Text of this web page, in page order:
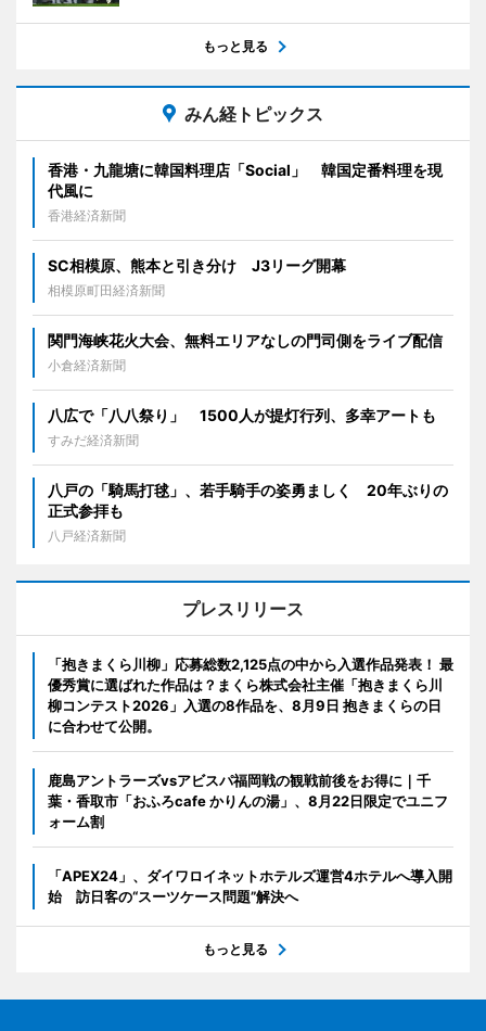
もっと見る
みん経トピックス
香港・九龍塘に韓国料理店「Social」 韓国定番料理を現
代風に
香港経済新聞
SC相模原、熊本と引き分け J3リーグ開幕
相模原町田経済新聞
関門海峡花火大会、無料エリアなしの門司側をライブ配信
小倉経済新聞
八広で「八八祭り」 1500人が提灯行列、多幸アートも
すみだ経済新聞
八戸の「騎馬打毬」、若手騎手の姿勇ましく 20年ぶりの
正式参拝も
八戸経済新聞
プレスリリース
「抱きまくら川柳」応募総数2,125点の中から入選作品発表！ 最
優秀賞に選ばれた作品は？まくら株式会社主催「抱きまくら川
柳コンテスト2026」入選の8作品を、8月9日 抱きまくらの日
に合わせて公開。
鹿島アントラーズvsアビスパ福岡戦の観戦前後をお得に｜千
葉・香取市「おふろcafe かりんの湯」、8月22日限定でユニフ
ォーム割
「APEX24」、ダイワロイネットホテルズ運営4ホテルへ導入開
始 訪日客の“スーツケース問題”解決へ
もっと見る